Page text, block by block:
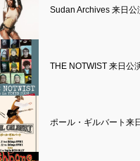
Sudan Archives 来日公
THE NOTWIST 来日公
ポール・ギルバート来